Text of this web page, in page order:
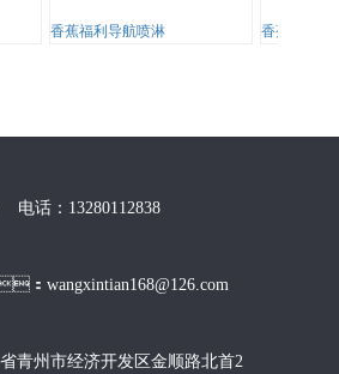
香蕉福利导航喷淋 香蕉福利导
电话：13280112838
wangxintian168@126.com
东省青州市经济开发区金顺路北首2